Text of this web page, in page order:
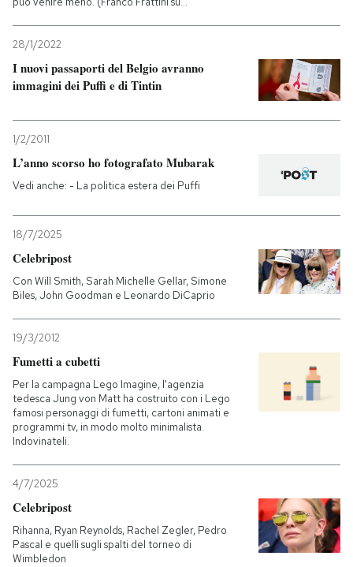
28/1/2022
I nuovi passaporti del Belgio avranno
immagini dei Puffi e di Tintin
1/2/2011
L’anno scorso ho fotografato Mubarak
Vedi anche: - La politica estera dei Puffi
18/7/2025
Celebripost
Con Will Smith, Sarah Michelle Gellar, Simone
Biles, John Goodman e Leonardo DiCaprio
19/3/2012
Fumetti a cubetti
Per la campagna Lego Imagine, l'agenzia
tedesca Jung von Matt ha costruito con i Lego
famosi personaggi di fumetti, cartoni animati e
programmi tv, in modo molto minimalista.
Indovinateli.
4/7/2025
Celebripost
Rihanna, Ryan Reynolds, Rachel Zegler, Pedro
Pascal e quelli sugli spalti del torneo di
Wimbledon